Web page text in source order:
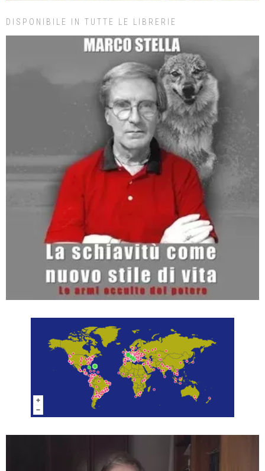
DISPONIBILE IN TUTTE LE LIBRERIE